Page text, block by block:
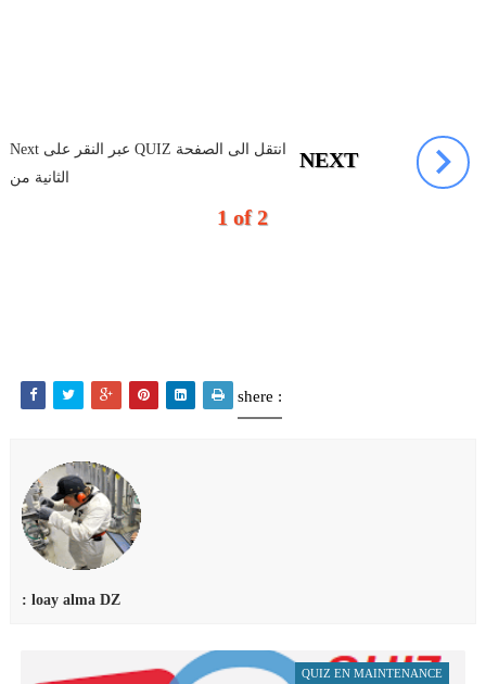
NEXT
Next عبر النقر على QUIZ انتقل الى الصفحة
الثانية من
1 of 2
shere :
: loay alma DZ
QUIZ EN MAINTENANCE